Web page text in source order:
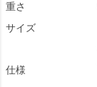
重さ
サイズ
仕様